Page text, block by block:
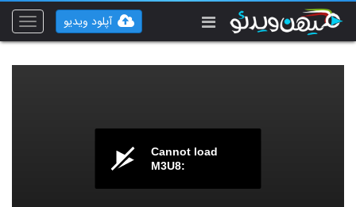
Toggle
آپلود ویدیو
Cannot load
M3U8: